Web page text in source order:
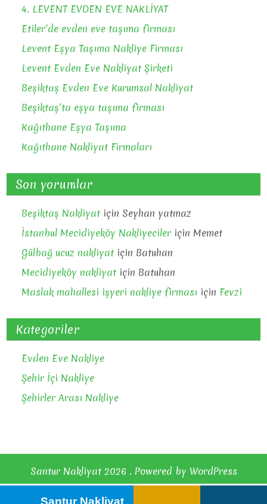
4. LEVENT EVDEN EVE NAKLİYAT
Etiler’de evden eve taşıma firması
Levent Eşya Taşıma Nakliye Firması
Levent Evden Eve Nakliyat Şirketi
Beşiktaş Evden Eve Kurumsal Nakliyat
Beşiktaş’ta eşya taşıma firması
Kağıthane Eşya Taşıma
Kağıthane Nakliyat Firmaları
Son yorumlar
Beşiktaş Nakliyat için Seyhan yatmaz
İstanbul Mecidiyeköy Nakliyeciler için Memet
Gülbağ ucuz nakliyat için Batuhan
Mecidiyeköy nakliyat için Batuhan
Maslak mahallesi işyeri nakliye firması için Fevzi
Kategoriler
Evden Eve Nakliye
Şehir İçi Nakliye
Şehirler Arası Nakliye
Santur Nakliyat 2026 . Powered by WordPress
Santur Nakliyat